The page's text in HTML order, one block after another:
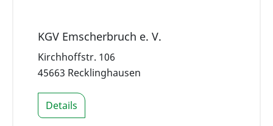
KGV Emscherbruch e. V.
Kirchhoffstr. 106
45663 Recklinghausen
Details